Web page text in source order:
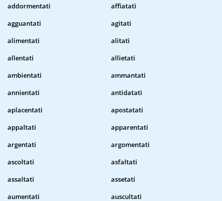
addormentati
affiatati
agguantati
agitati
alimentati
alitati
allentati
allietati
ambientati
ammantati
annientati
antidatati
aplacentati
apostatati
appaltati
apparentati
argentati
argomentati
ascoltati
asfaltati
assaltati
assetati
aumentati
auscultati